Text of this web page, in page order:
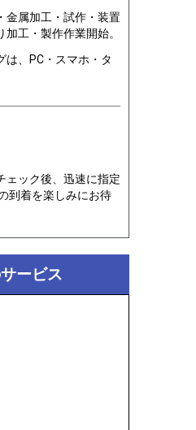
金属加工・試作・装置
工・製作作業開始。
は、PC・スマホ・タ
ェック後、迅速に指定
到着を楽しみにお待
ービス